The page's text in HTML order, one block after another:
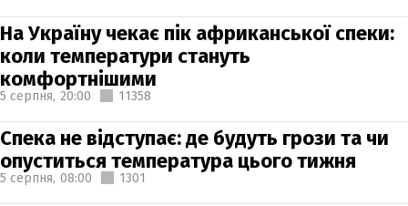
На Україну чекає пік африканської спеки:
коли температури стануть
комфортнішими
5 серпня, 20:00 11358
Спека не відступає: де будуть грози та чи
опуститься температура цього тижня
5 серпня, 08:00 1301